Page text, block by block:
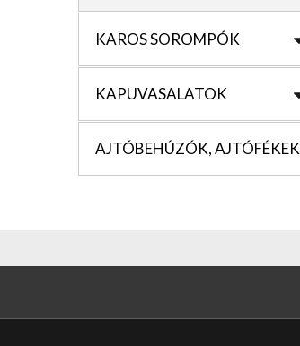
KAROS SOROMPÓK
KAPUVASALATOK
AJTÓBEHÚZÓK, AJTÓFÉKEK